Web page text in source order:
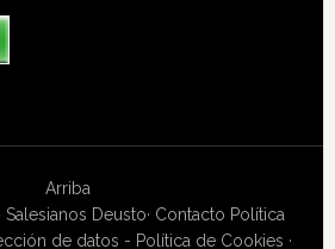
Arriba
Salesianos Deusto· Contacto Política
de datos - Política de Cookies ·